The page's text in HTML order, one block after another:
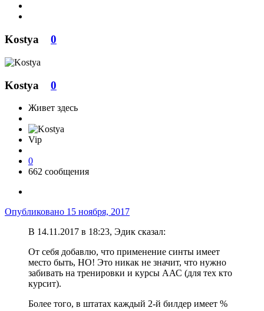
Kostya 0
Kostya 0
Живет здесь
Vip
0
662 сообщения
Опубликовано 15 ноября, 2017
В 14.11.2017 в 18:23, Эдик сказал:
От себя добавлю, что применение синты имеет
место быть, НО! Это никак не значит, что нужно
забивать на тренировки и курсы ААС (для тех кто
курсит).
Более того, в штатах каждый 2-й билдер имеет %